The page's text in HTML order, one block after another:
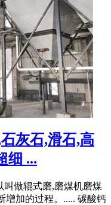
灰石,滑石,高
细 ...
叫做辊式磨,磨煤机磨煤
增加的过程。..... 碳酸钙